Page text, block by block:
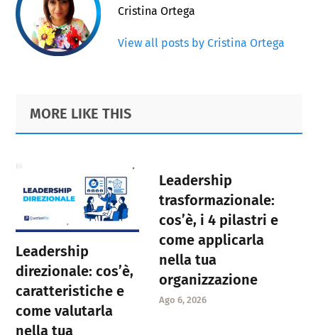
Cristina Ortega
View all posts by Cristina Ortega
Primary
Sidebar
Footer
MORE LIKE THIS
Leadership
direzionale: cos’è,
caratteristiche e
come valutarla
nella tua
Leadership
trasformazionale:
cos’è, i 4 pilastri e
come applicarla
nella tua
organizzazione
Ago 6, 2026